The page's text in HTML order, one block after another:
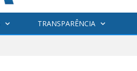
TRANSPARÊNCIA